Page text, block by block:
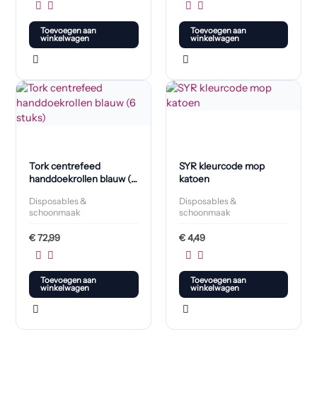
Toevoegen aan
winkelwagen
Toevoegen aan
winkelwagen
Tork centrefeed
handdoekrollen blauw (6
Disposables &
schoonmaak
€72,99
Toevoegen aan
winkelwagen
SYR kleurcode mop
katoen
Disposables &
schoonmaak
€4,49
Toevoegen aan
winkelwagen